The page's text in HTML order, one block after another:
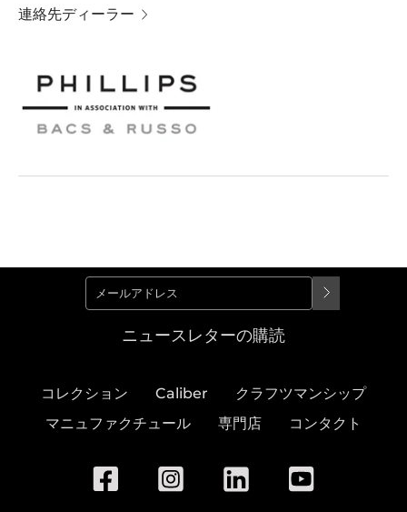
連絡先ディーラー
ニュースレターの購読
コレクション Caliber
クラフツマンシップ
マニュファクチュール
専門店 コンタクト